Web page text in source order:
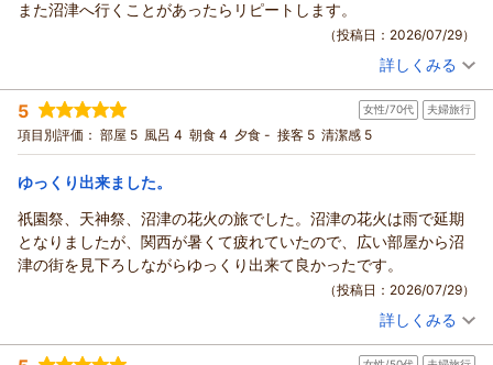
（返信日：2026/08/05）
えばシャワーの位置が高く自分に合う高さにした事くらいでしょ
又泊まりたいホテルです
き誠にありがとうございます。
朝食につきまして、焼きたてのアジの干物や揚げたてのアジフ
ライ、しじみのお味噌汁をはじめ、ご満足いただけたご様子を
大変嬉しく拝見いたしました。お料理一つひとつにお褒めの言
葉をいただき、調理スタッフにとっても大きな励みになりま
す。
また、お部屋の変更やご来館時のご案内、スタッフの対応につ
きましても温かいお言葉をいただき、誠にありがとうございま
と、スタッフ一同大変嬉しく思っております。
さらに、館内の清掃や和室、バス・トイレが独立した客室にも
ご満足いただけたようで何よりでございます。「温かさを感じ
ました」とのお言葉は、私どもにとって何より嬉しいお褒めの
これからも、お客様に安心して快適にお過ごしいただけるホテ
また沼津へ行くことがあったらリピートします。
（投稿日：2026/07/29）
投稿者： ゆりっきょさん(女性/30代)
宿泊プラン： 〔朝食付〕ビジネスシングル 朝のみ
宿泊価格帯： 9,001～10,000円(大人一人あたり/税込)
ココチホテル沼津からの返信
ゆりっきょ 様
この度はご宿泊いただき、また温かい口コミをお寄せいただき
誠にありがとうございます。
朝食のアジフライをお楽しみいただけたとのこと、大変嬉しく
拝見いたしました。ご注文をいただいてから揚げることで、揚
げたてならではの美味しさをお届けできるよう心掛けておりま
すので、そのようなお言葉をいただき大変励みになります。
詳しくみる
5 女性/70代 夫婦旅行
項目別評価： 部屋 5 風呂 4 朝食 4 夕食 - 接客 5 清潔感 5
ゆっくり出来ました。
祇園祭、天神祭、沼津の花火の旅でした。沼津の花火は雨で延期
となりましたが、関西が暑くて疲れていたので、広い部屋から沼
津の街を見下ろしながらゆっくり出来て良かったです。
（投稿日：2026/07/29）
投稿者： たみこさん (女性/70代)
詳しくみる